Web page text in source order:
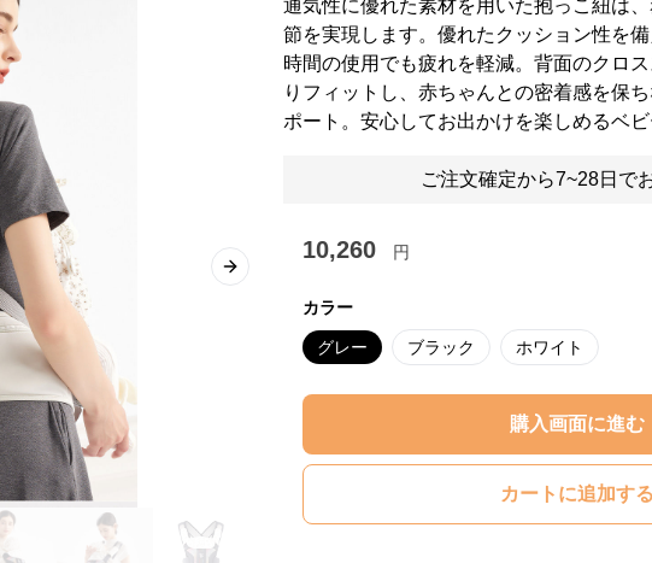
Next slide
通気性に優れた素材を用いた抱っこ紐は
節を実現します。優れたクッション性を
時間の使用でも疲れを軽減。背面のクロ
りフィットし、赤ちゃんとの密着感を保
ポート。安心してお出かけを楽しめるベビ
ご注文確定から7~28日で
10,260 円
カラー
グレー ブラック ホワイト
購入画面に進む
カートに追加する